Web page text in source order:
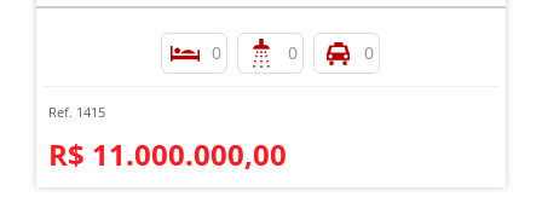
0 0 0
Ref. 1415
R$ 11.000.000,00